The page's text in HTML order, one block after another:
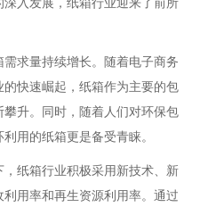
求量持续增长。随着电子商务
快速崛起，纸箱作为主要的包
升。同时，随着人们对环保包
用的纸箱更是备受青睐。
纸箱行业积极采用新技术、新
用率和再生资源利用率。通过